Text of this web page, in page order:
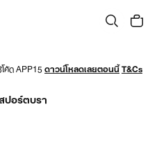
ค้ด APP15ดาวน์โหลดเลยตอนนี้T&Cs
ปอร์ตบรา